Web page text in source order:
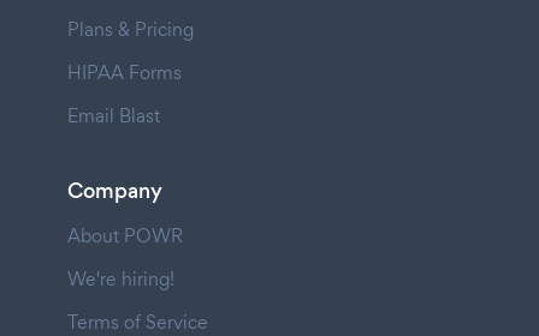
Plans & Pricing
HIPAA Forms
Email Blast
Company
About POWR
We're hiring!
Terms of Service